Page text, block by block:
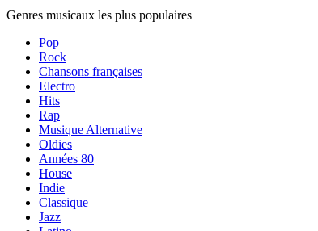
Genres musicaux les plus populaires
Pop
Rock
Chansons françaises
Electro
Hits
Rap
Musique Alternative
Oldies
Années 80
House
Indie
Classique
Jazz